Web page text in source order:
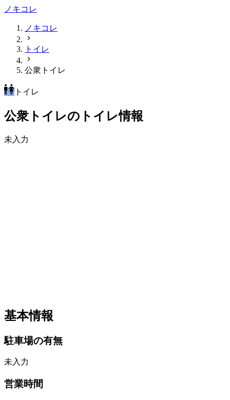
ノキコレ
ノキコレ
トイレ
公衆トイレ
トイレ
公衆トイレのトイレ情報
未入力
基本情報
駐車場の有無
未入力
営業時間